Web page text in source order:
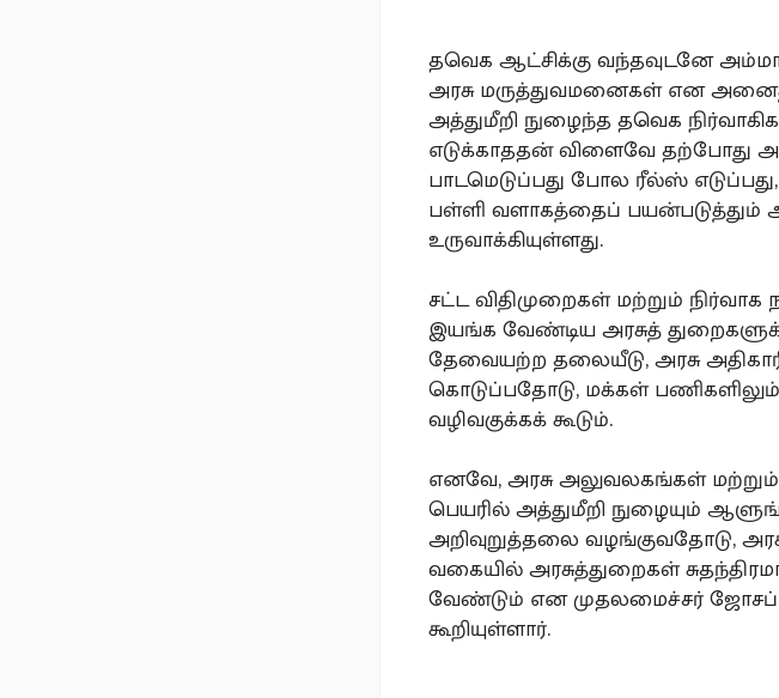
தவெக ஆட்சிக்கு வந்தவுடனே
அரசு மருத்துவமனைகள் என
அத்துமீறி நுழைந்த தவெக
எடுக்காததன் விளைவே தற்போது
பாடமெடுப்பது போல ரீல்ஸ்
பள்ளி வளாகத்தைப்
உருவாக்கியுள்ளது.
சட்ட விதிமுறைகள் மற்றும்
இயங்க வேண்டிய அரசுத்
தேவையற்ற தலையீடு, அரசு
கொடுப்பதோடு, மக்கள்
வழிவகுக்கக் கூடும்.
எனவே, அரசு அலுவலகங்கள்
பெயரில் அத்துமீறி நுழையும்
அறிவுறுத்தலை வழங்குவதோடு,
வகையில் அரசுத்துறைகள்
வேண்டும் என முதலமைச்சர் ஜோசப்
கூறியுள்ளார்.